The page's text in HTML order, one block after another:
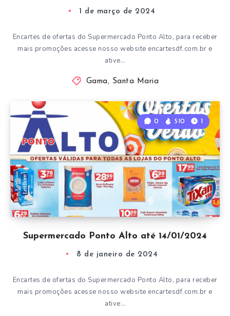
1 de março de 2024
Encartes de ofertas do Supermercado Ponto Alto, para receber
mais promoções acesse nosso website encartesdf.com.br e
ative…
Gama , Santa Maria
Supermercado Ponto Alto até 14/01/2024
0 510 1
8 de janeiro de 2024
Encartes de ofertas do Supermercado Ponto Alto, para receber
mais promoções acesse nosso website encartesdf.com.br e
ative…